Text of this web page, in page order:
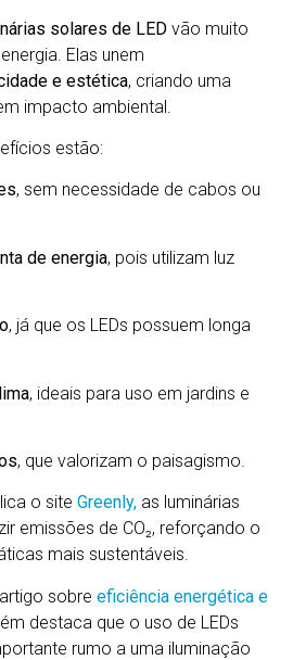
solares de LED vão muito
Elas unem
e estética, criando uma
impacto ambiental.
estão:
, sem necessidade de cabos ou
de energia, pois utilizam luz
, já que os LEDs possuem longa
, ideais para uso em jardins e
, que valorizam o paisagismo.
o site Greenly, as luminárias
emissões de CO₂, reforçando o
mais sustentáveis.
sobre eficiência energética e
destaca que o uso de LEDs
rumo a uma iluminação